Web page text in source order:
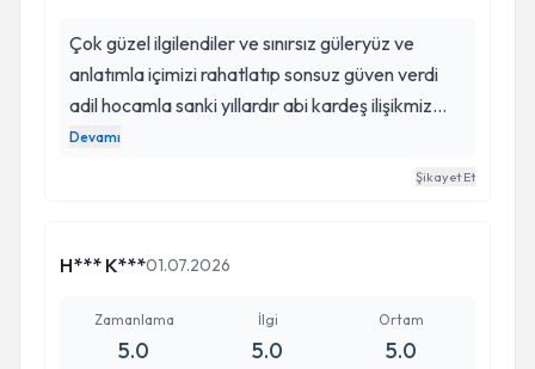
Çok güzel ilgilendiler ve sınırsız güleryüz ve
anlatımla içimizi rahatlatıp sonsuz güven verdi
adil hocamla sanki yıllardır abi kardeş ilişikmiz
varmış gibi çok cana yakın ve bol bol gülüp tedavi
Devamı
Şikayet Et
H*** K***01.07.2026
Zamanlama
5.0
İlgi
5.0
Ortam
5.0